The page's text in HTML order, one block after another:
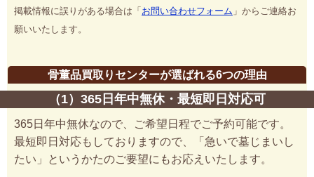
掲載情報に誤りがある場合は「 お問い合わせフォーム 」からご連絡お
願いいたします。
骨董品買取りセンターが選ばれる6つの理由
（1）365日年中無休・最短即日対応可
365日年中無休なので、ご希望日程でご予約可能です。
最短即日対応もしておりますので、「急いで墓じまいし
たい」というかたのご要望にもお応えいたします。